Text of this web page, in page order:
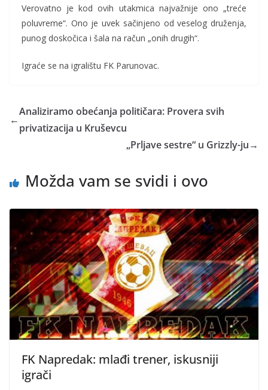
Verovatno je kod ovih utakmica najvažnije ono „treće
poluvreme“. Ono je uvek sačinjeno od veselog druženja,
punog doskočica i šala na račun „onih drugih“.
Igraće se na igralištu FK Parunovac.
←
Analiziramo obećanja političara: Provera svih
privatizacija u Kruševcu
„Prljave sestre“ u Grizzly-ju→
Možda vam se svidi i ovo
FK Napredak: mlađi trener, iskusniji
igrači